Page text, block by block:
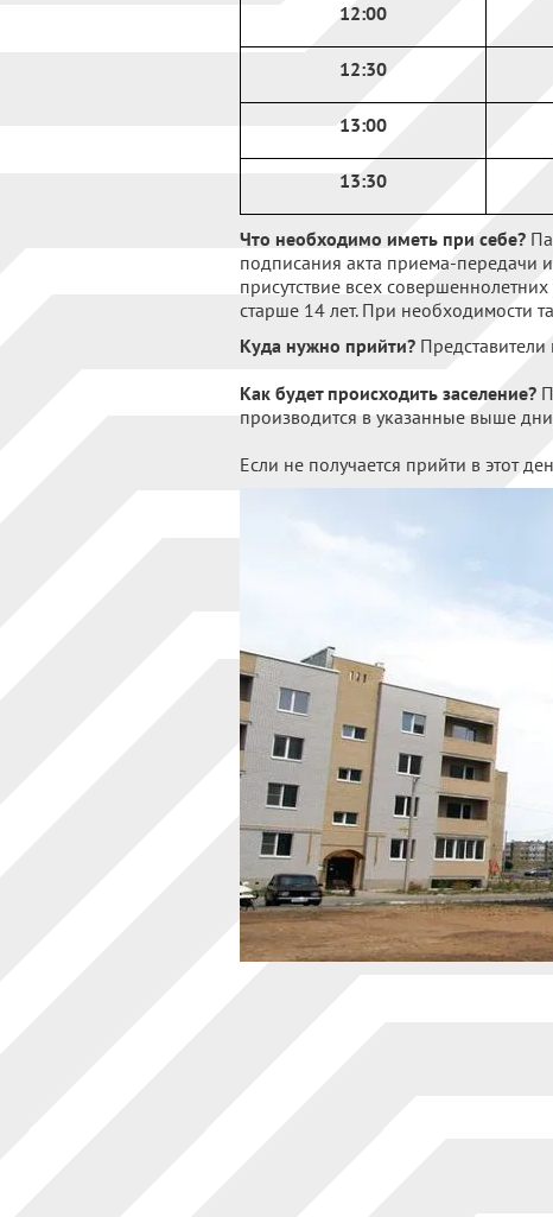
12:00
12:30
13:00
13:30
Что необходимо иметь при себе?
подписания акта приема-передачи
присутствие всех
старше 14 лет. При необходимости
Куда нужно прийти?
Как будет происходить заселение?
производится в указанные выше
Если не получается прийти в этот